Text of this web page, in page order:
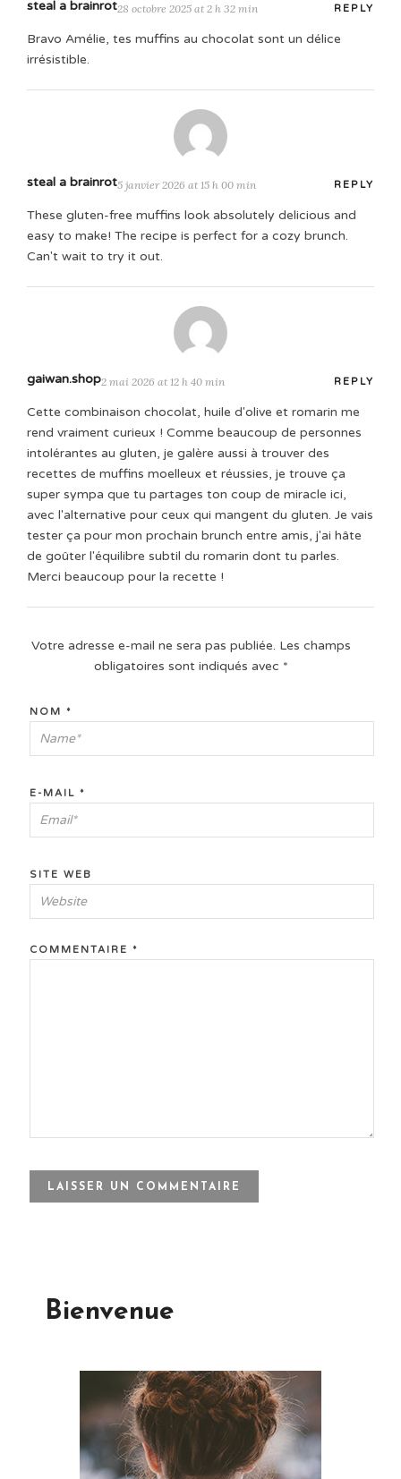
steal a brainrot28 octobre 2025 at 2 h 32 min REPLY
Bravo Amélie, tes muffins au chocolat sont un délice
irrésistible.
steal a brainrot5 janvier 2026 at 15 h 00 min REPLY
These gluten-free muffins look absolutely delicious and
easy to make! The recipe is perfect for a cozy brunch.
Can't wait to try it out.
gaiwan.shop2 mai 2026 at 12 h 40 min REPLY
Cette combinaison chocolat, huile d'olive et romarin me
rend vraiment curieux ! Comme beaucoup de personnes
intolérantes au gluten, je galère aussi à trouver des
recettes de muffins moelleux et réussies, je trouve ça
super sympa que tu partages ton coup de miracle ici,
avec l'alternative pour ceux qui mangent du gluten. Je vais
tester ça pour mon prochain brunch entre amis, j'ai hâte
de goûter l'équilibre subtil du romarin dont tu parles.
Merci beaucoup pour la recette !
Votre adresse e-mail ne sera pas publiée. Les champs
obligatoires sont indiqués avec *
NOM *
E-MAIL *
SITE WEB
COMMENTAIRE *
Bienvenue